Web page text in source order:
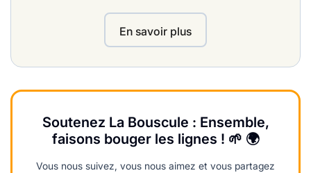
En savoir plus
Soutenez La Bouscule : Ensemble,
faisons bouger les lignes ! 🌱 🌍
Vous nous suivez, vous nous aimez et vous partagez